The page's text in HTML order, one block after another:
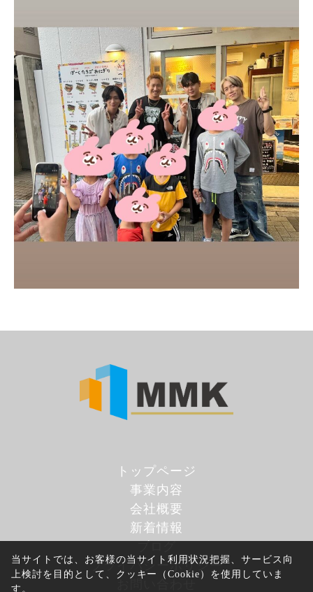
当サイトでは、お客様の当サイト利用状況把握、サービス向
上検討を目的として、クッキー（Cookie）を使用していま
す。
トップページ
事業内容
会社概要
新着情報
プライバシーポリシー